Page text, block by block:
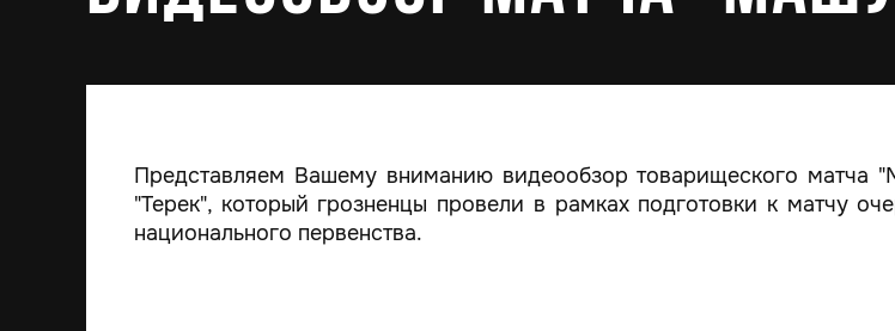
Представляем Вашему вниманию видеообзор товарищеского матча
"Терек", который грозненцы провели в рамках подготовки к матчу
национального первенства.